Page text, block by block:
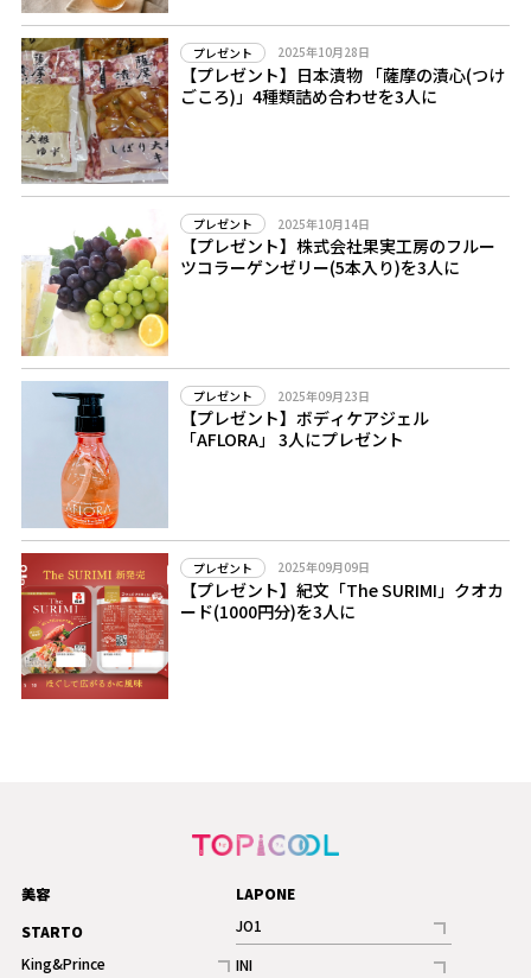
プレゼント 2025年10月28日
【プレゼント】日本漬物 「薩摩の漬心(つけ
ごころ)」4種類詰め合わせを3人に
プレゼント 2025年10月14日
【プレゼント】株式会社果実工房のフルー
ツコラーゲンゼリー(5本入り)を3人に
プレゼント 2025年09月23日
【プレゼント】ボディケアジェル
「AFLORA」 3人にプレゼント
プレゼント 2025年09月09日
【プレゼント】紀文「The SURIMI」クオカ
ード(1000円分)を3人に
美容
STARTO
King&Prince
LAPONE
JO1
記事
INI